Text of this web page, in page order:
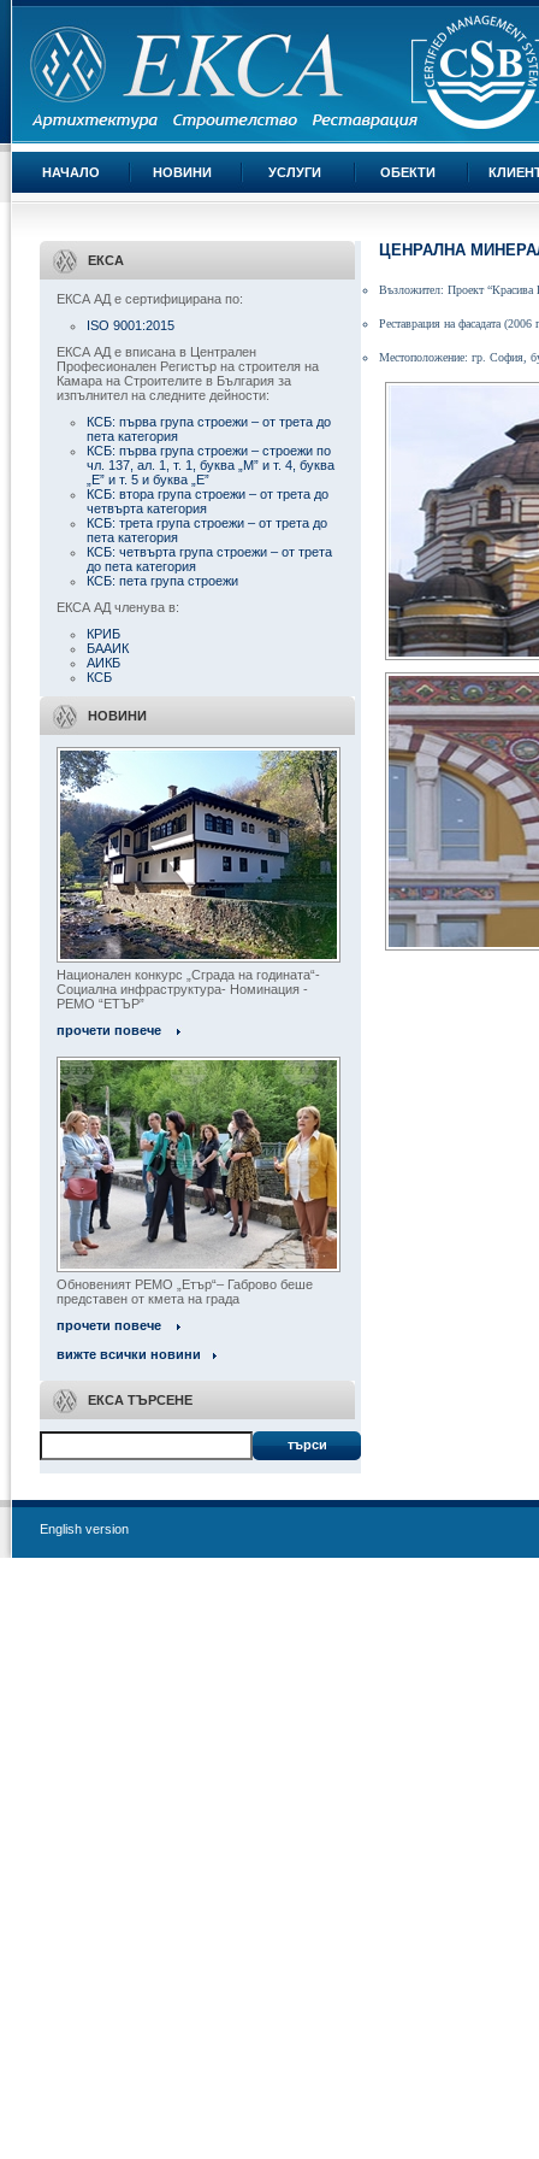
НАЧАЛО НОВИНИ УСЛУГИ ОБЕКТИ
ЕКСА
ЕКСА АД е сертифицирана по:
ISO 9001:2015
ЕКСА АД е вписана в Централен
Професионален Регистър на строителя на
Камара на Строителите в България за
изпълнител на следните дейности:
КСБ: първа група строежи – от трета до
пета категория
КСБ: първа група строежи – строежи по
чл. 137, ал. 1, т. 1, буква „М” и т. 4, буква
„Е” и т. 5 и буква „Е”
КСБ: втора група строежи – от трета до
четвърта категория
КСБ: трета група строежи – от трета до
пета категория
КСБ: четвърта група строежи – от трета
до пета категория
КСБ: пета група строежи
ЕКСА АД членува в:
КРИБ
БААИК
АИКБ
КСБ
НОВИНИ
Национален конкурс „Сграда на годината“-
Социална инфраструктура- Номинация -
РЕМО “ЕТЪР”
прочети повече
Обновеният РЕМО „Етър“– Габрово беше
представен от кмета на града
прочети повече
вижте всички новини
ЕКСА ТЪРСЕНЕ
търси
ЦЕНРАЛНА
Възложител: Проект “Красива
Реставрация на фасадата (2006
Местоположение: гр. София, б
English version